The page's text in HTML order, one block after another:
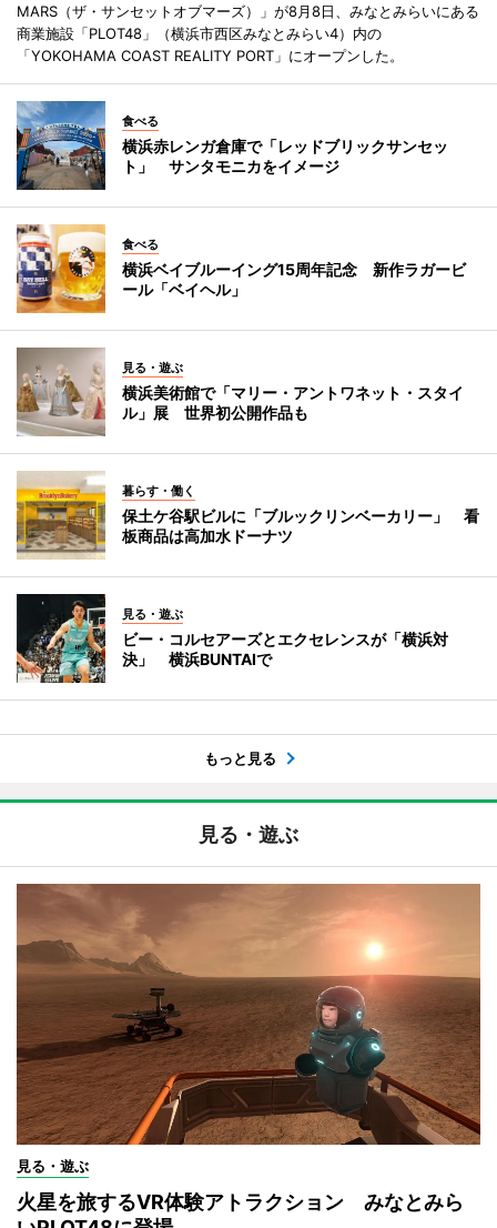
MARS（ザ・サンセットオブマーズ）」が8月8日、みなとみらいにある
商業施設「PLOT48」（横浜市西区みなとみらい4）内の
「YOKOHAMA COAST REALITY PORT」にオープンした。
食べる
横浜赤レンガ倉庫で「レッドブリックサンセッ
ト」 サンタモニカをイメージ
食べる
横浜ベイブルーイング15周年記念 新作ラガービ
ール「ベイヘル」
見る・遊ぶ
横浜美術館で「マリー・アントワネット・スタイ
ル」展 世界初公開作品も
暮らす・働く
保土ケ谷駅ビルに「ブルックリンベーカリー」 看
板商品は高加水ドーナツ
見る・遊ぶ
ビー・コルセアーズとエクセレンスが「横浜対
決」 横浜BUNTAIで
もっと見る
見る・遊ぶ
見る・遊ぶ
火星を旅するVR体験アトラクション みなとみら